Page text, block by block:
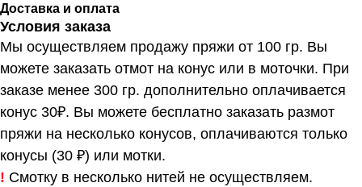
Доставка и оплата
Условия заказа
Мы осуществляем продажу пряжи от 100 гр. Вы
можете заказать отмот на конус или в моточки. При
заказе менее 300 гр. дополнительно оплачивается
конус 30₽. Вы можете бесплатно заказать размот
пряжи на несколько конусов, оплачиваются только
конусы (30 ₽) или мотки.
! Смотку в несколько нитей не осуществляем.